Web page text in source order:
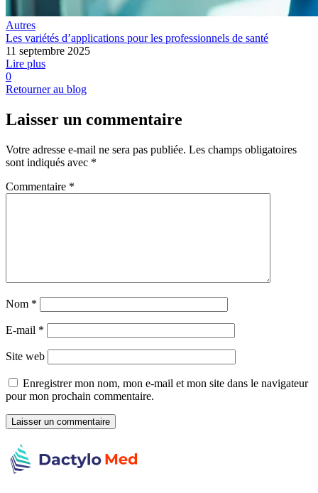
Autres
Les variétés d’applications pour les professionnels de santé
11 septembre 2025
Lire plus
0
Retourner au blog
Laisser un commentaire
Votre adresse e-mail ne sera pas publiée. Les champs obligatoires
sont indiqués avec *
Commentaire *
Nom *
E-mail *
Site web
Enregistrer mon nom, mon e-mail et mon site dans le navigateur
pour mon prochain commentaire.